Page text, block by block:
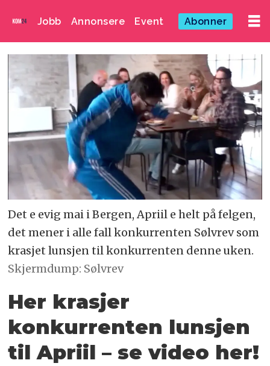
Jobb Annonsere Event Abonner
Det e evig mai i Bergen, Apriil e helt på felgen,
det mener i alle fall konkurrenten Sølvrev som
krasjet lunsjen til konkurrenten denne uken.
Skjermdump: Sølvrev
Her krasjer
konkurrenten lunsjen
til Apriil – se video her!